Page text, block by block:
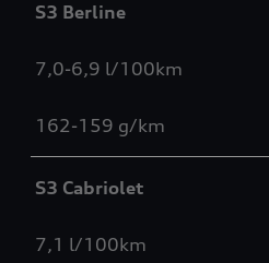
S3 Berline
7,0-6,9 l/100km
162-159 g/km
S3 Cabriolet
7,1 l/100km